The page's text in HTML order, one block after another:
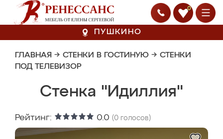
0
ПУШКИНО
ГЛАВНАЯ → СТЕНКИ В ГОСТИНУЮ → СТЕНКИ
ПОД ТЕЛЕВИЗОР
Стенка "Идиллия"
Рейтинг: 0.0 (0 голосов)